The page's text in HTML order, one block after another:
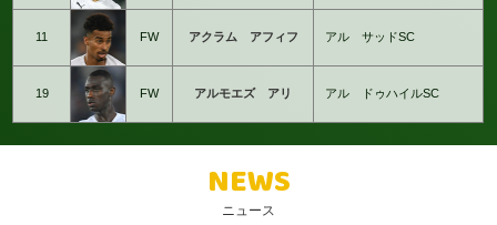
11 FW アクラム アフィフ アル サッドSC
19 FW アルモエズ アリ アル ドゥハイルSC
NEWS
ニュース